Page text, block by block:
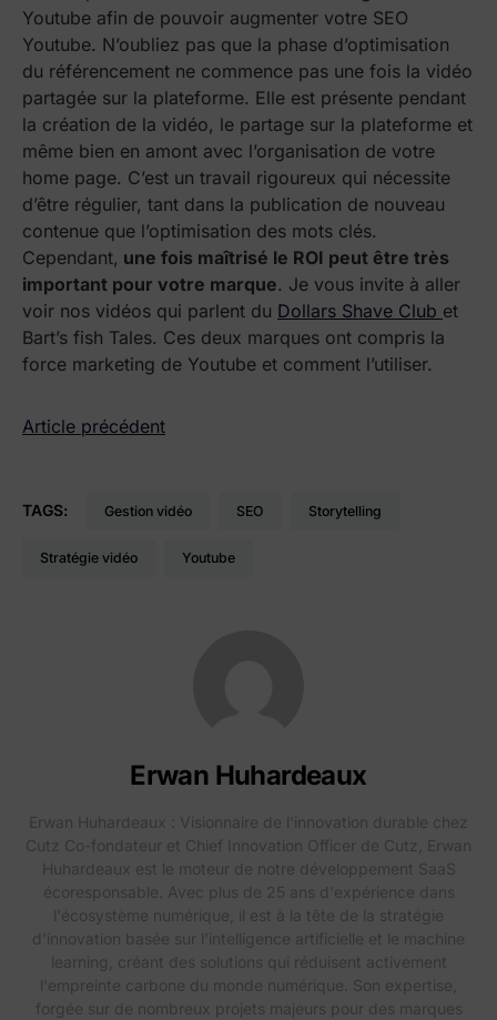
Youtube afin de pouvoir augmenter votre SEO
Youtube. N’oubliez pas que la phase d’optimisation
du référencement ne commence pas une fois la vidéo
partagée sur la plateforme. Elle est présente pendant
la création de la vidéo, le partage sur la plateforme et
même bien en amont avec l’organisation de votre
home page. C’est un travail rigoureux qui nécessite
d’être régulier, tant dans la publication de nouveau
contenue que l’optimisation des mots clés.
Cependant, une fois maîtrisé le ROI peut être très
important pour votre marque. Je vous invite à aller
voir nos vidéos qui parlent du Dollars Shave Club et
Bart’s fish Tales. Ces deux marques ont compris la
force marketing de Youtube et comment l’utiliser.
Article précédent
TAGS: gestion vidéo SEO storytelling
stratégie vidéo Youtube
Erwan Huhardeaux
Erwan Huhardeaux : Visionnaire de l'innovation durable chez
Cutz Co-fondateur et Chief Innovation Officer de Cutz, Erwan
Huhardeaux est le moteur de notre développement SaaS
écoresponsable. Avec plus de 25 ans d'expérience dans
l'écosystème numérique, il est à la tête de la stratégie
d'innovation basée sur l'intelligence artificielle et le machine
learning, créant des solutions qui réduisent activement
l'empreinte carbone du monde numérique. Son expertise,
forgée sur de nombreux projets majeurs pour des marques